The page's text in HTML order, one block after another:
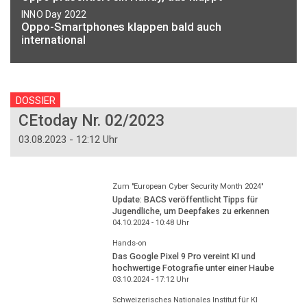
INNO Day 2022
Oppo-Smartphones klappen bald auch
international
DOSSIER
CEtoday Nr. 02/2023
03.08.2023 - 12:12 Uhr
Zum "European Cyber Security Month 2024"
Update: BACS veröffentlicht Tipps für
Jugendliche, um Deepfakes zu erkennen
04.10.2024 - 10:48Uhr
Hands-on
Das Google Pixel 9 Pro vereint KI und
hochwertige Fotografie unter einer Haube
03.10.2024 - 17:12Uhr
Schweizerisches Nationales Institut für KI